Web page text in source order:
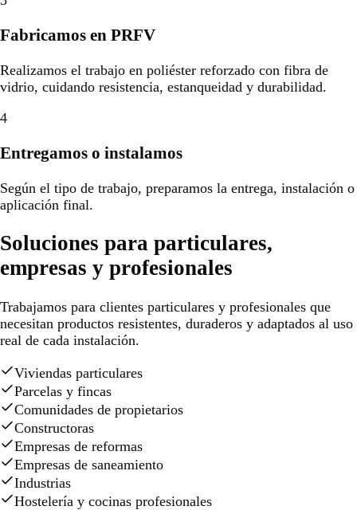
Fabricamos en PRFV
Realizamos el trabajo en poliéster reforzado con fibra de
vidrio, cuidando resistencia, estanqueidad y durabilidad.
4
Entregamos o instalamos
Según el tipo de trabajo, preparamos la entrega, instalación o
aplicación final.
Soluciones para particulares,
empresas y profesionales
Trabajamos para clientes particulares y profesionales que
necesitan productos resistentes, duraderos y adaptados al uso
real de cada instalación.
Viviendas particulares
Parcelas y fincas
Comunidades de propietarios
Constructoras
Empresas de reformas
Empresas de saneamiento
Industrias
Hostelería y cocinas profesionales